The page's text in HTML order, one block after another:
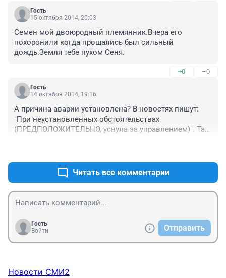
Гость
15 октября 2014, 20:03
Семен мой двоюродный племянник.Вчера его
похоронили когда прощались был сильный
дождь.Земля тебе пухом Сеня.
+0 –0
Гость
14 октября 2014, 19:16
А причина аварии установлена? В новостях пишут:
"При неустановленных обстоятельствах
(ПРЕДПОЛОЖИТЕЛЬНО, уснула за управлением)". Так
Читать все комментарии
Гость
Войти
Отправить
Новости СМИ2